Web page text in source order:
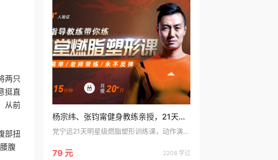
两只
挺直
从前
部扭
腹
杨宗纬、张钧甯健身教练亲授，21天练出好身材
党宁远21天明星级燃脂塑形训练课，动作演示+教练带练
79 元 2208 学过